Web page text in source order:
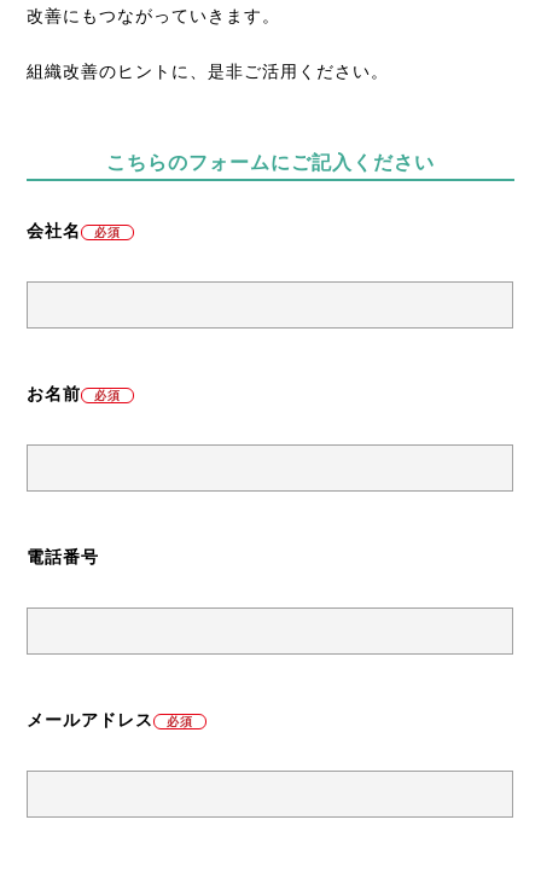
改善にもつながっていきます。
組織改善のヒントに、是非ご活用ください。
こちらのフォームにご記入ください
会社名 必須
お名前 必須
電話番号
メールアドレス 必須